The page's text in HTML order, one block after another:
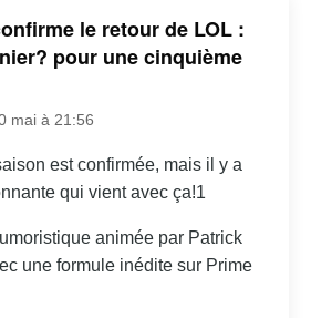
le retour de LOL :
pour une cinquième
mai à 21:56
est confirmée, mais il y a
qui vient avec ça!1
animée par Patrick
une formule inédite sur Prime